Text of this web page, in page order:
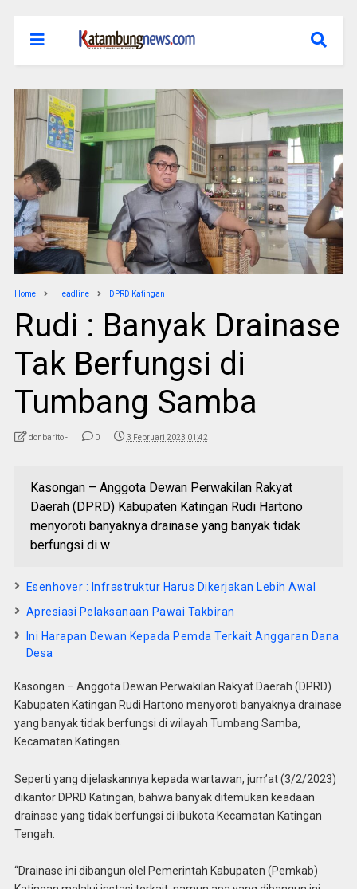
Home Headline DPRD Katingan
Rudi : Banyak Drainase
Tak Berfungsi di
Tumbang Samba
donbarito - 0 3 Februari 2023 01:42
Kasongan – Anggota Dewan Perwakilan Rakyat
Daerah (DPRD) Kabupaten Katingan Rudi Hartono
menyoroti banyaknya drainase yang banyak tidak
berfungsi di w
Esenhover : Infrastruktur Harus Dikerjakan Lebih Awal
Apresiasi Pelaksanaan Pawai Takbiran
Ini Harapan Dewan Kepada Pemda Terkait Anggaran Dana
Desa
Kasongan – Anggota Dewan Perwakilan Rakyat Daerah (DPRD)
Kabupaten Katingan Rudi Hartono menyoroti banyaknya drainase
yang banyak tidak berfungsi di wilayah Tumbang Samba,
Kecamatan Katingan.
Seperti yang dijelaskannya kepada wartawan, jum’at (3/2/2023)
dikantor DPRD Katingan, bahwa banyak ditemukan keadaan
drainase yang tidak berfungsi di ibukota Kecamatan Katingan
Tengah.
“Drainase ini dibangun olel Pemerintah Kabupaten (Pemkab)